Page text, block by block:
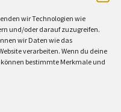
wir Technologien wie
und/oder darauf zuzugreifen.
wir Daten wie das
verarbeiten. Wenn du deine
bestimmte Merkmale und
vom Fest